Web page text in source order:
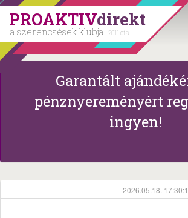
PROAKTIVdirekt
a szerencsések klubja | 2011 óta
Garantált
pénznyereményért
ingyen!
2026.05.18.